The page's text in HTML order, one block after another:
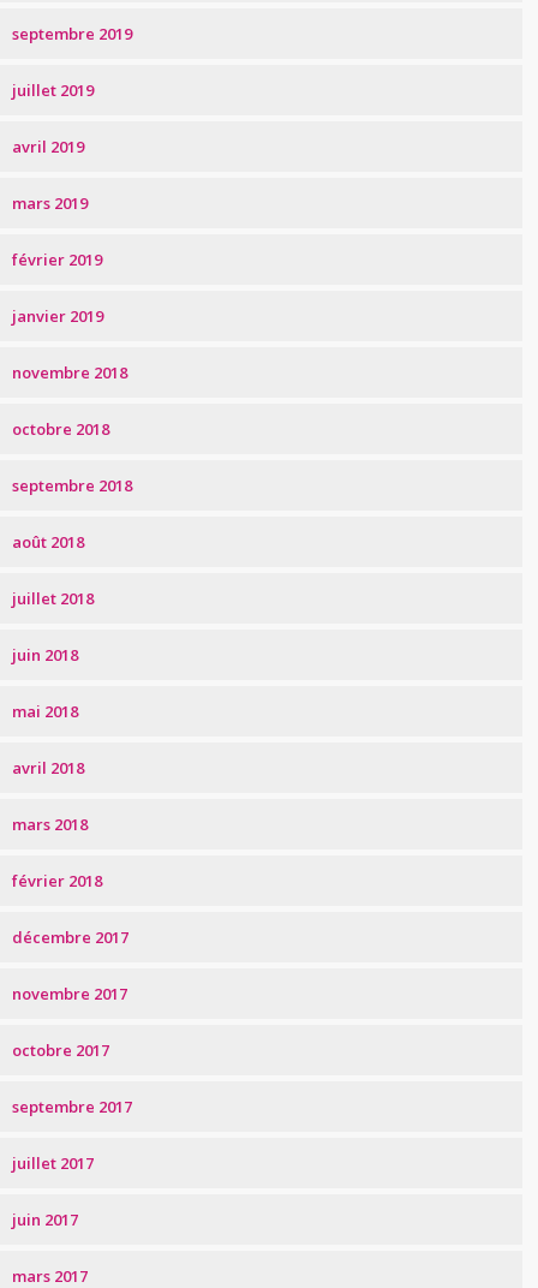
septembre 2019
juillet 2019
avril 2019
mars 2019
février 2019
janvier 2019
novembre 2018
octobre 2018
septembre 2018
août 2018
juillet 2018
juin 2018
mai 2018
avril 2018
mars 2018
février 2018
décembre 2017
novembre 2017
octobre 2017
septembre 2017
juillet 2017
juin 2017
mars 2017